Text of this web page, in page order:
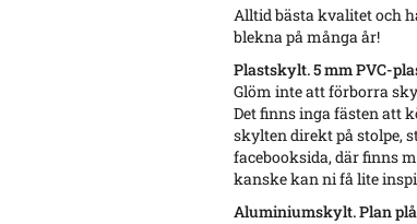
Alltid bästa kvalitet och
blekna på många år!
Plastskylt. 5 mm PVC-
Glöm inte att förborra
Det finns inga fästen att
skylten direkt på stolpe,
facebooksida, där finns
kanske kan ni få lite
Aluminiumskylt. Plan